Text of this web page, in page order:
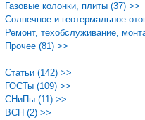
Газовые колонки, плиты (37) >>
Солнечное и геотермальное
Ремонт, техобслуживание,
Прочее (81) >>
Статьи (142) >>
ГОСТы (109) >>
СНиПы (11) >>
ВСН (2) >>